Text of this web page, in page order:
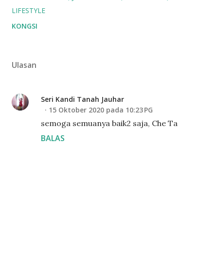
LIFESTYLE
KONGSI
Ulasan
Seri Kandi Tanah Jauhar
15 Oktober 2020 pada 10:23 PG
semoga semuanya baik2 saja, Che Ta
BALAS